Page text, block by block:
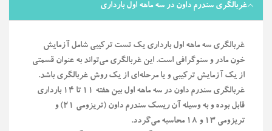
غربالگری سندرم داون در سه ماهه اول بارداری
غربالگری سه ماهه اول بارداری یک تست ترکیبی شامل آزمایش
خون مادر و سنوگرافی است. این غربالگری می‌تواند به عنوان قسمتی
از یک آزمایش ترکیبی و یا مرحله‌ای از یک روش غربالگری باشد.
غربالگری سندرم داون در سه ماهه اول بین هفته ۱۱ تا ۱۴ بارداری
قابل بوده و به وسیله آن ریسک سندرم داون (تریزومی ۲۱) و
تریزومی ۱۳ و ۱۸ محاسبه می‌گردد.